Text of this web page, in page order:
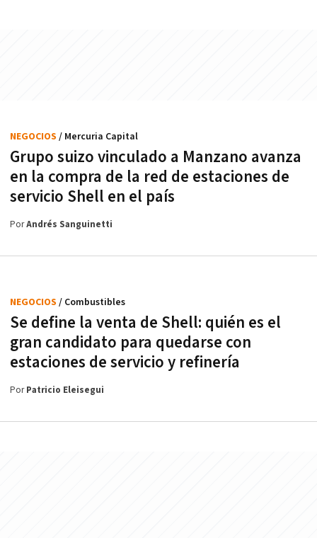
Grupo suizo vinculado a Manzano avanza
en la compra de la red de estaciones de
servicio Shell en el país
NEGOCIOS / Mercuria Capital
PorAndrés Sanguinetti
Se define la venta de Shell: quién es el
gran candidato para quedarse con
estaciones de servicio y refinería
NEGOCIOS / Combustibles
PorPatricio Eleisegui